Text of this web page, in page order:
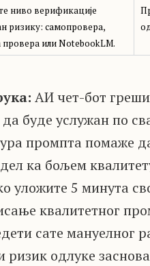
ниво верификације
ризику: самопровера,
провера или NotebookLM.
АИ чет-бот греши
буде услужан по
промпта помаже
ка бољем
уложите 5 минута
квалитетног
сате мануелног
ризик одлуке